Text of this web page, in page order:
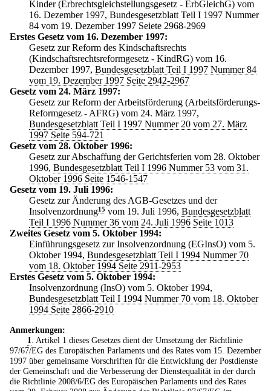
Kinder (Erbrechtsgleichstellungsgesetz - ErbGleichG) vom
16. Dezember 1997, Bundesgesetzblatt Teil I 1997 Nummer
84 vom 19. Dezember 1997 Seiete 2968-2969
Erstes Gesetz vom 16. Dezember 1997:
Gesetz zur Reform des Kindschaftsrechts
(Kindschaftsrechtsreformgesetz - KindRG) vom 16.
Dezember 1997, Bundesgesetzblatt Teil I 1997 Nummer 84
vom 19. Dezember 1997 Seite 2942-2967
Gesetz vom 24. März 1997:
Gesetz zur Reform der Arbeitsförderung (Arbeitsförderungs-
Reformgesetz - AFRG) vom 24. März 1997,
Bundesgesetzblatt Teil I 1997 Nummer 20 vom 27. März
1997 Seite 594-721
Gesetz vom 28. Oktober 1996:
Gesetz zur Abschaffung der Gerichtsferien vom 28. Oktober
1996, Bundesgesetzblatt Teil I 1996 Nummer 53 vom 31.
Oktober 1996 Seite 1546-1547
Gesetz vom 19. Juli 1996:
Gesetz zur Änderung des AGB-Gesetzes und der
Insolvenzordnung15 vom 19. Juli 1996, Bundesgesetzblatt
Teil I 1996 Nummer 36 vom 24. Juli 1996 Seite 1013
Zweites Gesetz vom 5. Oktober 1994:
Einführungsgesetz zur Insolvenzordnung (EGInsO) vom 5.
Oktober 1994, Bundesgesetzblatt Teil I 1994 Nummer 70
vom 18. Oktober 1994 Seite 2911-2953
Erstes Gesetz vom 5. Oktober 1994:
Insolvenzordnung (InsO) vom 5. Oktober 1994,
Bundesgesetzblatt Teil I 1994 Nummer 70 vom 18. Oktober
1994 Seite 2866-2910
Anmerkungen:
1
. Artikel 1 dieses Gesetzes dient der Umsetzung der Richtlinie
97/67/EG des Europäischen Parlaments und des Rates vom 15. Dezember
1997 über gemeinsame Vorschriften für die Entwicklung der Postdienste
der Gemeinschaft und die Verbesserung der Dienstequalität in der durch
die Richtlinie 2008/6/EG des Europäischen Parlaments und des Rates